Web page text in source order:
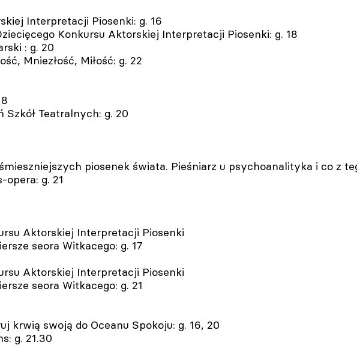
Interpretacji Piosenki: g. 16
Konkursu Aktorskiej Interpretacji Piosenki: g. 18
: g. 20
Mniezłość, Miłość: g. 22
Szkół Teatralnych: g. 20
piosenek świata. Pieśniarz u psychoanalityka i co z
g. 21
Aktorskiej Interpretacji Piosenki
seora Witkacego: g. 17
Aktorskiej Interpretacji Piosenki
seora Witkacego: g. 21
krwią swoją do Oceanu Spokoju: g. 16, 20
g. 21.30